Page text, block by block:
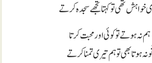
خواہش تھی تو کہتا تجھے سجدہ کرتے
ہم نہ ہوتے تو کوئی اور محبت کرتا
نہ ہوتا بھی تو ہم تیری تمنا کرتے